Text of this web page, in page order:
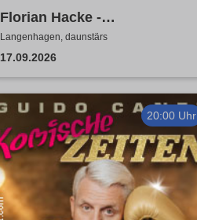
Florian Hacke -
Authentischkeit
Langenhagen, daunstärs
17.09.2026
20:00 Uhr